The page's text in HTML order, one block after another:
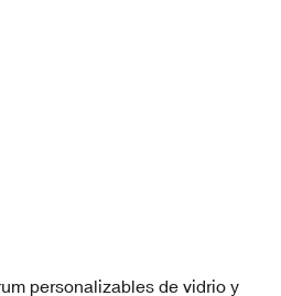
personalizables de vidrio y